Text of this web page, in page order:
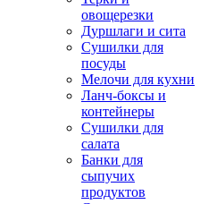
овощерезки
Дуршлаги и сита
Сушилки для
посуды
Мелочи для кухни
Ланч-боксы и
контейнеры
Сушилки для
салата
Банки для
сыпучих
продуктов